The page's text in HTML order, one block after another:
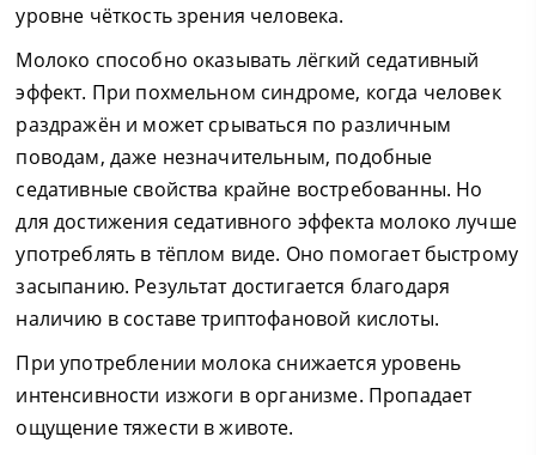
уровне чёткость зрения человека.
Молоко способно оказывать лёгкий седативный
эффект. При похмельном синдроме, когда человек
раздражён и может срываться по различным
поводам, даже незначительным, подобные
седативные свойства крайне востребованны. Но
для достижения седативного эффекта молоко лучше
употреблять в тёплом виде. Оно помогает быстрому
засыпанию. Результат достигается благодаря
наличию в составе триптофановой кислоты.
При употреблении молока снижается уровень
интенсивности изжоги в организме. Пропадает
ощущение тяжести в животе.